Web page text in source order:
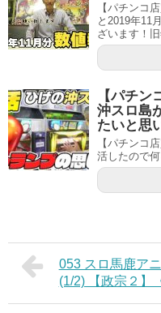
【パチンコ
と2019年11
ざいます！
【パチン
沖スロ島
たいと思
【パチンコ
活したので
053 スロ馬鹿ア
(1/2) 【政宗２】